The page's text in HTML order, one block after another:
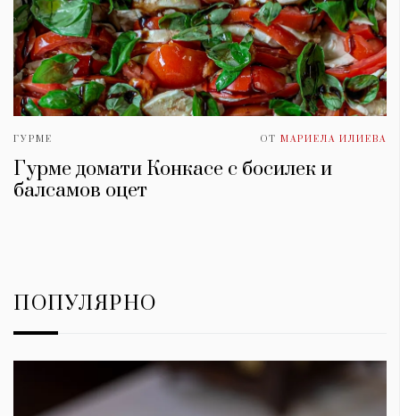
ГУРМЕ ОТ МАРИЕЛА ИЛИЕВА
Гурме домати Конкасе с босилек и
балсамов оцет
ПОПУЛЯРНО